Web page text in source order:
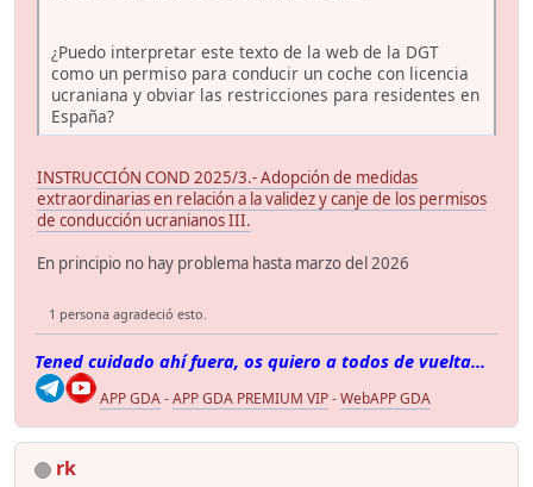
¿Puedo interpretar este texto de la web de la DGT
como un permiso para conducir un coche con licencia
ucraniana y obviar las restricciones para residentes en
España?
INSTRUCCIÓN COND 2025/3.- Adopción de medidas
extraordinarias en relación a la validez y canje de los permisos
de conducción ucranianos III.
En principio no hay problema hasta marzo del 2026
1 persona agradeció esto.
Tened cuidado ahí fuera, os quiero a todos de vuelta...
APP GDA-APP GDA PREMIUM VIP-WebAPP GDA
rk